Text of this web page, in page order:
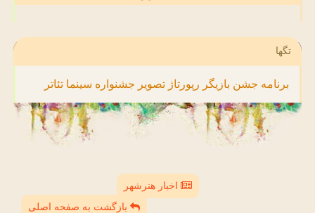
تگها
برنامه جشن بازیگر رپورتاژ تصویر جشنواره سینما تئاتر
اخبار هنرشهر
بازگشت به صفحه اصلی